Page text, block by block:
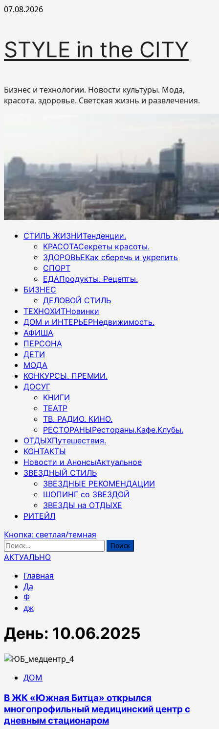
Перейти
07.08.2026
STYLE in the CITY
Бизнес и технологии. Новости культуры. Мода,
красота, здоровье. Светская жизнь и развлечения.
Основное
СТИЛЬ ЖИЗНИТенденции.
КРАСОТАСекреты красоты.
ЗДОРОВЬЕКак сберечь и укрепить
СПОРТ
ЕДАПродукты. Рецепты.
БИЗНЕС
ДЕЛОВОЙ СТИЛЬ
ТЕХНОХИТНовинки
ДОМ и ИНТЕРЬЕРНедвижимость.
АФИША
ПЕРСОНА
ДЕТИ
МОДА
КОНКУРСЫ. ПРЕМИИ.
ДОСУГ
КНИГИ
ТЕАТР
ТВ. РАДИО. КИНО.
РЕСТОРАНЫРестораны.Кафе.Клубы.
ОТДЫХПутешествия.
КОНТАКТЫ
Новости и АнонсыАктуальное
ЗВЕЗДНЫЙ СТИЛЬ
ЗВЕЗДНЫЕ РЕКОМЕНДАЦИИ
ШОПИНГ со ЗВЕЗДОЙ
ЗВЕЗДЫ на ОТДЫХЕ
РИТЕЙЛ
Кнопка: светлая/темная
Найти:
АКТУАЛЬНО
Главная
Да
Ф
дж
День: 10.06.2025
ДОМ
В ЖК «Южная Битца» открылся
многопрофильный медицинский центр с
дневным стационаром